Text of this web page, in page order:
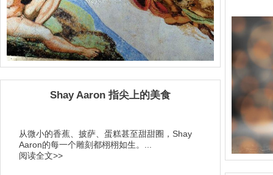
Shay Aaron 指尖上的美食
从微小的香蕉、披萨、蛋糕甚至甜甜圈，Shay
Aaron的每一个雕刻都栩栩如生。...
阅读全文>>